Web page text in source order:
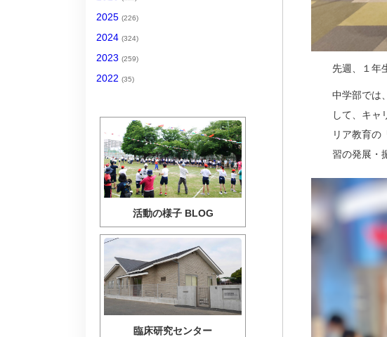
先週、１年
中学部では
して、キャ
リア教育の
習の発展・
2025 (226)
2024 (324)
2023 (259)
2022 (35)
活動の様子 BLOG
臨床研究センター